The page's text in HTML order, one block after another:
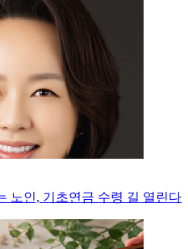
노인, 기초연금 수령 길 열린다